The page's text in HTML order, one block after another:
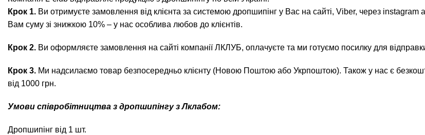
Крок 1. Ви отримуєте замовлення від клієнта за системою дропшипінг у Вас на сайті, Viber, через
Вам суму зі знижкою 10% – у нас особлива любов до клієнтів.
Крок 2. Ви оформляєте замовлення на сайті компанії ЛКЛУБ, оплачуєте та ми готуємо посилку для
Крок 3. Ми надсилаємо товар безпосередньо клієнту (Новою Поштою або Укрпоштою). Також у нас є
від 1000 грн.
Умови співробітництва з дропшипінгу з Лклабом:
Дропшипінг від 1 шт.